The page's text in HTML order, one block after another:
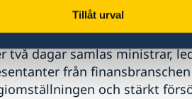
Tillåt urval
och näringsminister och vice
två dagar samlas ministrar,
från
och stärkt